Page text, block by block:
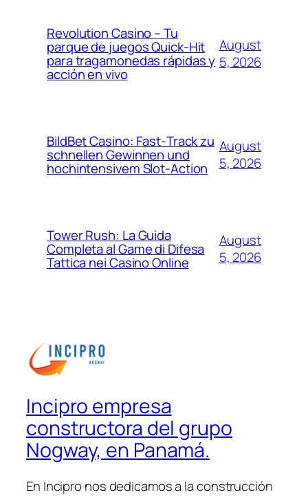
Revolution Casino – Tu
parque de juegos Quick‑Hit
para tragamonedas rápidas y
acción en vivo
August
5, 2026
BildBet Casino: Fast‑Track zu
schnellen Gewinnen und
hochintensivem Slot-Action
August
5, 2026
Tower Rush: La Guida
Completa al Game di Difesa
Tattica nei Casino Online
August
5, 2026
Incipro empresa
constructora del grupo
Nogway, en Panamá.
En Incipro nos dedicamos a la construcción